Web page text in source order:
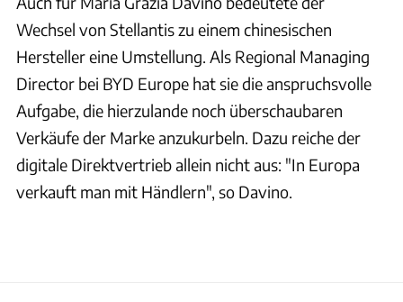
Wechsel von Stellantis zu einem chinesischen
Hersteller eine Umstellung. Als Regional Managing
Director bei BYD Europe hat sie die anspruchsvolle
Aufgabe, die hierzulande noch überschaubaren
Verkäufe der Marke anzukurbeln. Dazu reiche der
digitale Direktvertrieb allein nicht aus: "In Europa
verkauft man mit Händlern", so Davino.